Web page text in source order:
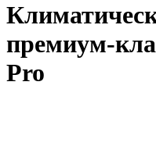
премиум-
Pro